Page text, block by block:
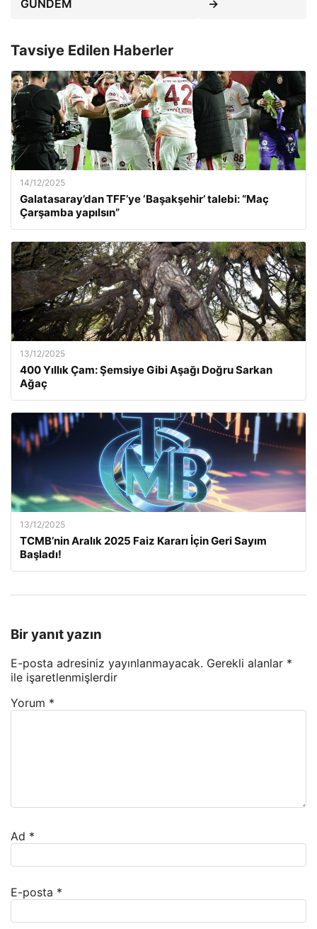
GÜNDEM →
Tavsiye Edilen Haberler
14/12/2025
Galatasaray’dan TFF’ye ‘Başakşehir’ talebi: “Maç
Çarşamba yapılsın”
13/12/2025
400 Yıllık Çam: Şemsiye Gibi Aşağı Doğru Sarkan
Ağaç
13/12/2025
TCMB’nin Aralık 2025 Faiz Kararı İçin Geri Sayım
Başladı!
Bir yanıt yazın
E-posta adresiniz yayınlanmayacak. Gerekli alanlar *
ile işaretlenmişlerdir
Yorum *
Ad *
E-posta *